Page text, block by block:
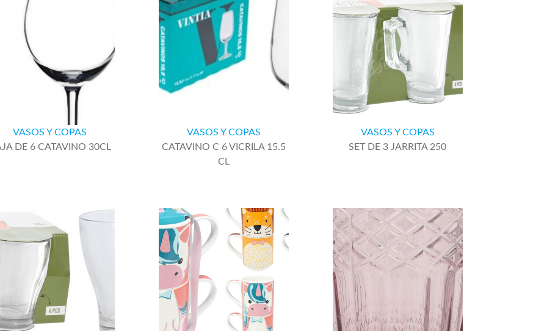
VASOS Y COPAS
DE 6 CATAVINO 30CL
VASOS Y COPAS
CATAVINO C 6 VICRILA 15.5
CL
VASOS Y COPAS
SET DE 3 JARRITA 250